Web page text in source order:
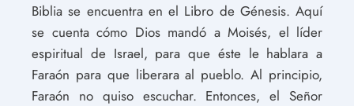
Biblia se encuentra en el Libro de Génesis. Aquí
se cuenta cómo Dios mandó a Moisés, el líder
espiritual de Israel, para que éste le hablara a
Faraón para que liberara al pueblo. Al principio,
Faraón no quiso escuchar. Entonces, el Señor